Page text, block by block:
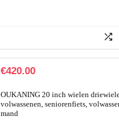
€420.00
OUKANING 20 inch wielen
volwassenen, seniorenfiets,
mand